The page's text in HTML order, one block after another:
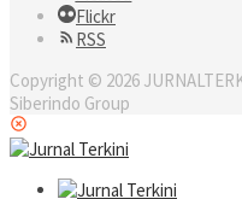
Flickr
RSS
Copyright © 2026
Siberindo Group